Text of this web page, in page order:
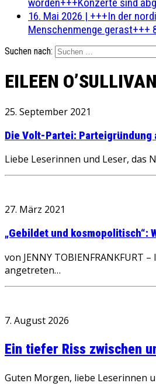
16. Mai 2026 | +++In der
Menschenmenge gerast+++
Suchen nach:
EILEEN O’SULLIVAN
25. September 2021
Die Volt-Partei:
Liebe Leserinnen und Leser, das
27. März 2021
„Gebildet und kosmopolitisch“:
von JENNY
angetreten…
7. August 2026
Ein tiefer Riss zwischen
Guten Morgen, liebe Leserinnen